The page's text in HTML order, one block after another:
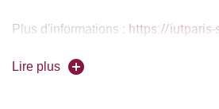
Plus d'informations : https://iutparis-
Lire plus